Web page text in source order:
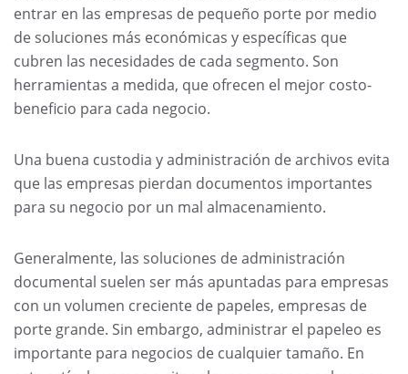
entrar en las empresas de pequeño porte por medio
de soluciones más económicas y específicas que
cubren las necesidades de cada segmento. Son
herramientas a medida, que ofrecen el mejor costo-
beneficio para cada negocio.
Una buena custodia y administración de archivos evita
que las empresas pierdan documentos importantes
para su negocio por un mal almacenamiento.
Generalmente, las soluciones de administración
documental suelen ser más apuntadas para empresas
con un volumen creciente de papeles, empresas de
porte grande. Sin embargo, administrar el papeleo es
importante para negocios de cualquier tamaño. En